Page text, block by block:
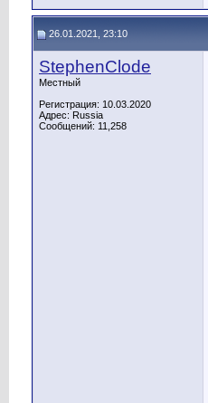
26.01.2021, 23:10
StephenClode
Местный
Регистрация: 10.03.2020
Адрес: Russia
Сообщений: 11,258